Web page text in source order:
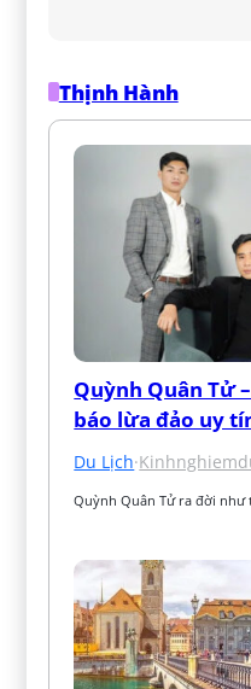
Thịnh Hành
Quỳnh Quân Tử
báo lừa đảo uy
Du Lịch·
Quỳnh Quân Tử ra đời như